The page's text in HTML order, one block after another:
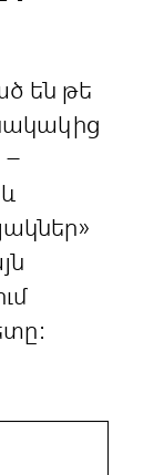
են թե
–